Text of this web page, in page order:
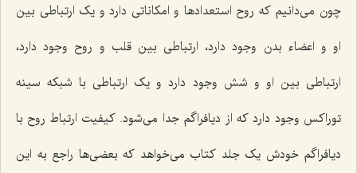
چون می‌دانیم که روح استعدادها و امکاناتی دارد و یک ارتباطی بین
او و اعضاء بدن وجود دارد، ارتباطی بین قلب و روح وجود دارد،
ارتباطی بین او و شش وجود دارد و یک ارتباطی با شبکه سینه
توراکس وجود دارد که از دیافراگم جدا می‌شود. کیفیت ارتباط روح با
دیافراگم خودش یک جلد کتاب می‌خواهد که بعضی‌ها راجع به این